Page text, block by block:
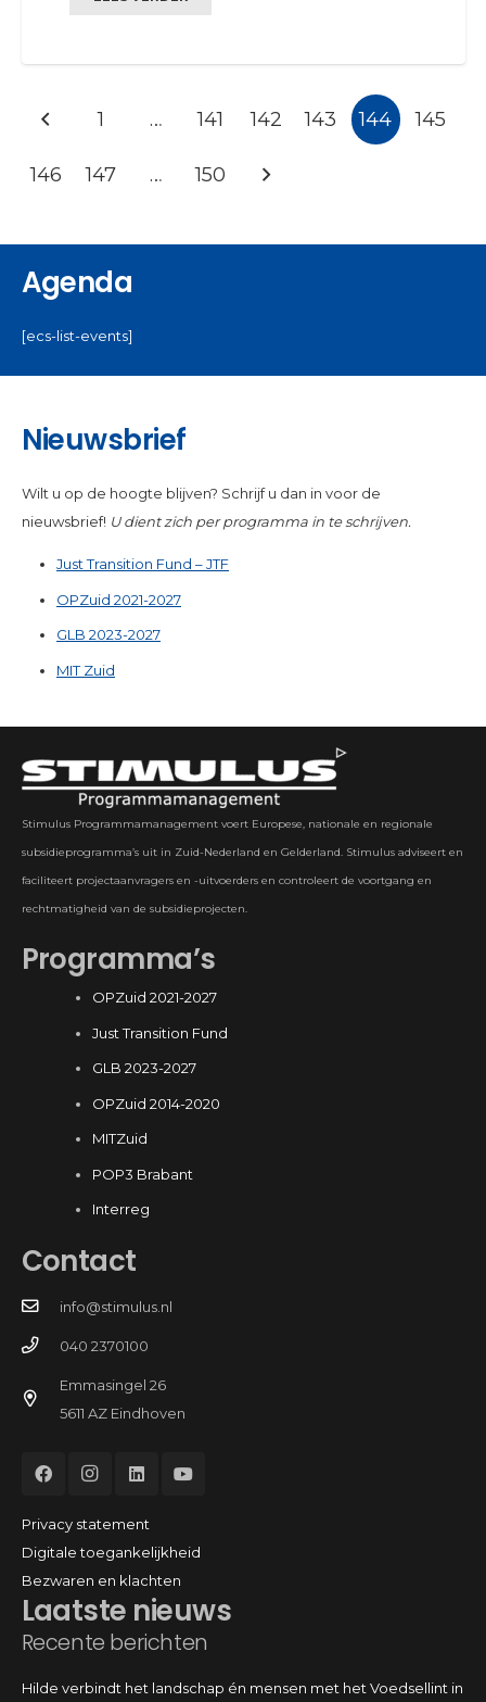
1 … 141 142 143 144 145
146 147 … 150
Agenda
[ecs-list-events]
Nieuwsbrief
Wilt u op de hoogte blijven? Schrijf u dan in voor de
nieuwsbrief! U dient zich per programma in te schrijven.
Just Transition Fund – JTF
OPZuid 2021-2027
GLB 2023-2027
MIT Zuid
Stimulus Programmamanagement voert Europese, nationale en regionale
subsidieprogramma’s uit in Zuid-Nederland en Gelderland. Stimulus adviseert en
faciliteert projectaanvragers en -uitvoerders en controleert de voortgang en
rechtmatigheid van de subsidieprojecten.
Programma’s
OPZuid 2021-2027
Just Transition Fund
GLB 2023-2027
OPZuid 2014-2020
MITZuid
POP3 Brabant
Interreg
Laatste nieuws
Recente berichten
Hilde verbindt het landschap én mensen met het Voedsellint in
Contact
info@stimulus.nl
040 2370100
Emmasingel 26
5611 AZ Eindhoven
Privacy statement
Digitale toegankelijkheid
Bezwaren en klachten